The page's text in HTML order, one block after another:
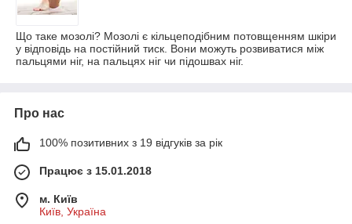
Що таке мозолі? Мозолі є кільцеподібним потовщенням шкіри
у відповідь на постійний тиск. Вони можуть розвиватися між
пальцями ніг, на пальцях ніг чи підошвах ніг.
Про нас
100% позитивних з 19 відгуків за рік
Працює з 15.01.2018
м. Київ
Київ, Україна